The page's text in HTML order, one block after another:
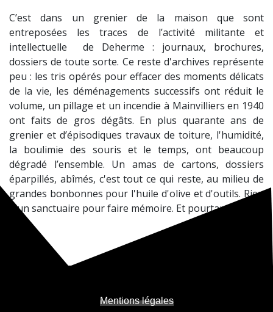
C’est dans un grenier de la maison que sont
entreposées les traces de l’activité militante et
intellectuelle de Deherme : journaux, brochures,
dossiers de toute sorte. Ce reste d'archives représente
peu : les tris opérés pour effacer des moments délicats
de la vie, les déménagements successifs ont réduit le
volume, un pillage et un incendie à Mainvilliers en 1940
ont faits de gros dégâts. En plus quarante ans de
grenier et d’épisodiques travaux de toiture, l'humidité,
la boulimie des souris et le temps, ont beaucoup
dégradé l’ensemble. Un amas de cartons, dossiers
éparpillés, abîmés, c'est tout ce qui reste, au milieu de
grandes bonbonnes pour l'huile d'olive et d'outils. Rien
d'un sanctuaire pour faire mémoire. Et pourtant...
Mentions légales